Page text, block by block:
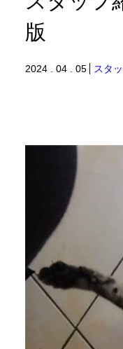
版
2024 . 04 . 05 スタ